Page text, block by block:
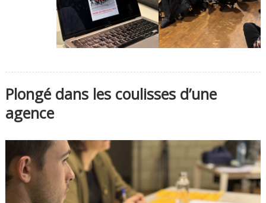
Plongé dans les coulisses d’une
agence